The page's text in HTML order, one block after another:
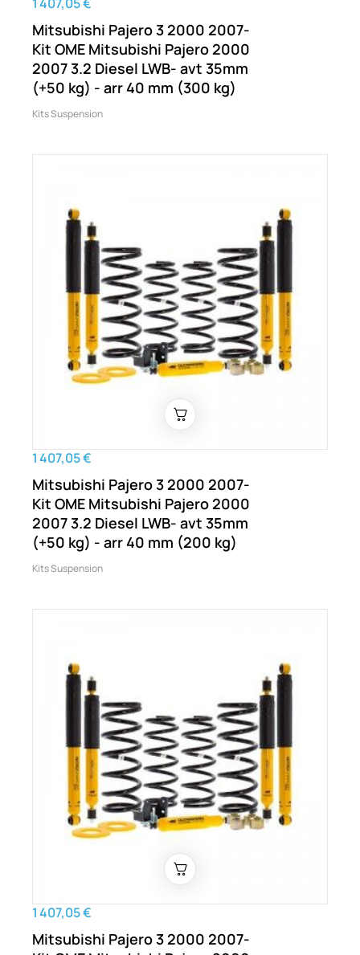
Mitsubishi Pajero 3 2000 2007-
Kit OME Mitsubishi Pajero 2000
2007 3.2 Diesel LWB- avt 35mm
(+50 kg) - arr 40 mm (300 kg)
Kits Suspension
1 407,05 €
Mitsubishi Pajero 3 2000 2007-
Kit OME Mitsubishi Pajero 2000
2007 3.2 Diesel LWB- avt 35mm
(+50 kg) - arr 40 mm (200 kg)
Kits Suspension
1 407,05 €
Mitsubishi Pajero 3 2000 2007-